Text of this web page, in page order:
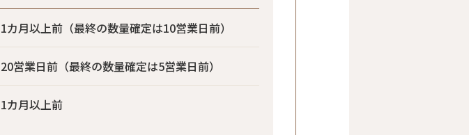
1カ月以上前（最終の数量確定は10営業日前）
20営業日前（最終の数量確定は5営業日前）
1カ月以上前